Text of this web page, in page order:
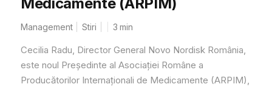
Management Stiri 3 min
Cecilia Radu, Director General Novo Nordisk România,
este noul Președinte al Asociației Române a
Producătorilor Internaționali de Medicamente (ARPIM),